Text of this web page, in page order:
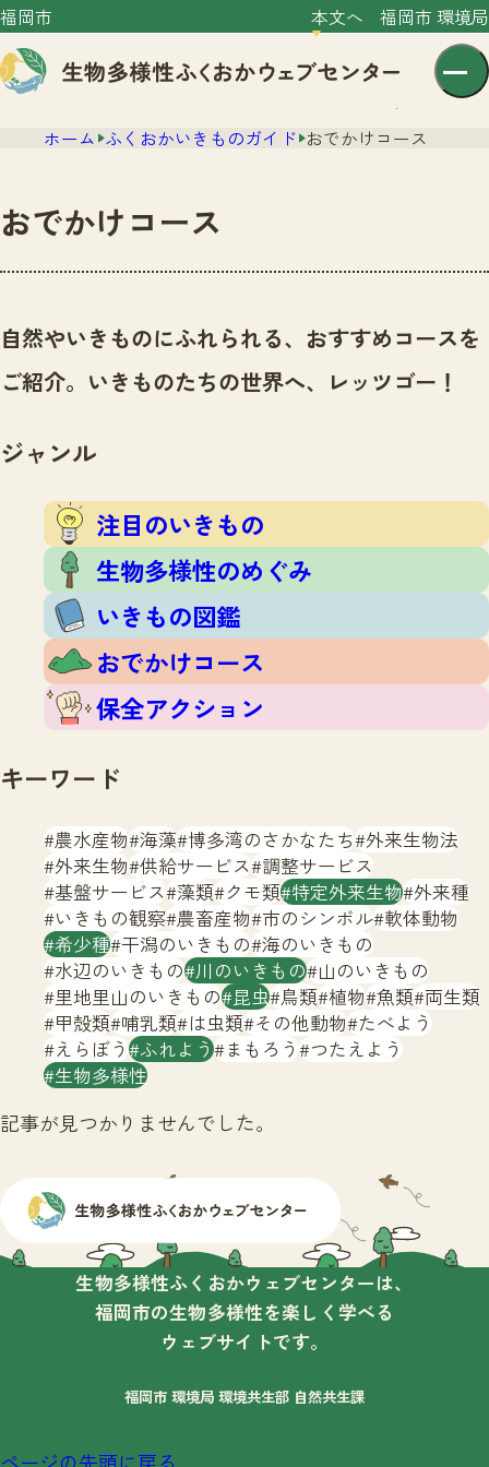
福岡市 本文へ 福岡市 環境局
文字サイズ 小 中 大
センター紹介
センター紹介TOP
サイトポリシー
ニュース
いきものガイド
注目のいきもの
生物多様性のめぐみ
いきもの図鑑
おでかけコース
保全アクション
イベント
いきもの調査隊
調査レポート
調査レポートTOP
調査結果
ふくおかいきものマップ
マッチング
マッチングTOP
掲載申し込みフォーム
お問合せ
生物多様性ふくおかウェブセンターとは
サイトマップ
ホーム ふくおかいきものガイド おでかけコース
おでかけコース
自然やいきものにふれられる、おすすめコースを
ご紹介。いきものたちの世界へ、レッツゴー！
ジャンル
注目のいきもの
生物多様性のめぐみ
いきもの図鑑
おでかけコース
保全アクション
キーワード
農水産物 海藻 博多湾のさかなたち 外来生物法
外来生物 供給サービス 調整サービス
基盤サービス 藻類 クモ類 特定外来生物 外来種
いきもの観察 農畜産物 市のシンボル 軟体動物
希少種 干潟のいきもの 海のいきもの
水辺のいきもの 川のいきもの 山のいきもの
里地里山のいきもの 昆虫 鳥類 植物 魚類 両生類
甲殻類 哺乳類 は虫類 その他動物 たべよう
えらぼう ふれよう まもろう つたえよう
生物多様性
記事が見つかりませんでした。
生物多様性ふくおかウェブセンターは、
福岡市の生物多様性を楽しく学べる
ウェブサイトです。
福岡市 環境局 環境共生部 自然共生課